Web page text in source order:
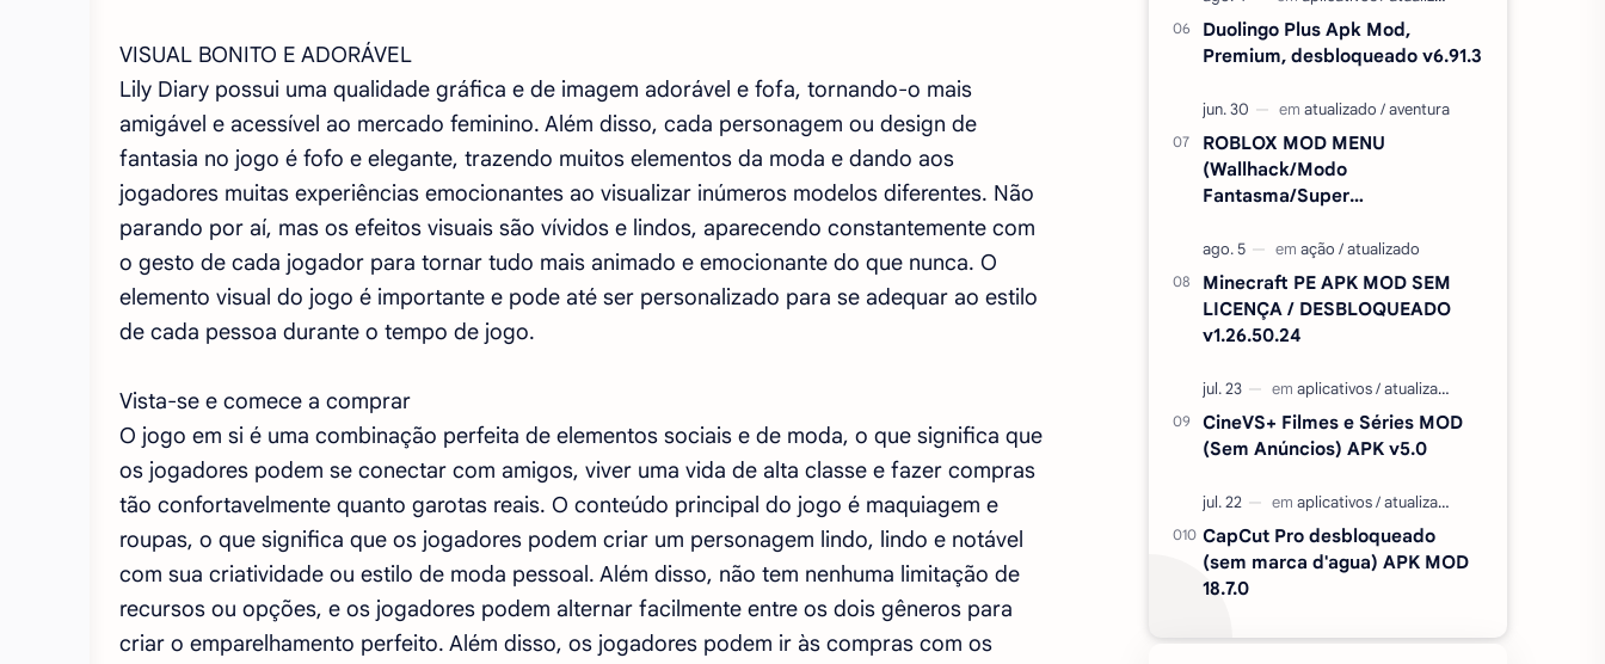
VISUAL BONITO E ADORÁVEL
Lily Diary possui uma qualidade gráfica e de imagem adorável e fofa, tornando-o mais
amigável e acessível ao mercado feminino. Além disso, cada personagem ou design de
fantasia no jogo é fofo e elegante, trazendo muitos elementos da moda e dando aos
jogadores muitas experiências emocionantes ao visualizar inúmeros modelos diferentes. Não
parando por aí, mas os efeitos visuais são vívidos e lindos, aparecendo constantemente com
o gesto de cada jogador para tornar tudo mais animado e emocionante do que nunca. O
elemento visual do jogo é importante e pode até ser personalizado para se adequar ao estilo
de cada pessoa durante o tempo de jogo.
Vista-se e comece a comprar
O jogo em si é uma combinação perfeita de elementos sociais e de moda, o que significa que
os jogadores podem se conectar com amigos, viver uma vida de alta classe e fazer compras
tão confortavelmente quanto garotas reais. O conteúdo principal do jogo é maquiagem e
roupas, o que significa que os jogadores podem criar um personagem lindo, lindo e notável
com sua criatividade ou estilo de moda pessoal. Além disso, não tem nenhuma limitação de
recursos ou opções, e os jogadores podem alternar facilmente entre os dois gêneros para
criar o emparelhamento perfeito. Além disso, os jogadores podem ir às compras com os
Duolingo Plus Apk Mod,
Premium, desbloqueado v6.91.3
ROBLOX MOD MENU
(Wallhack/Modo
Fantasma/Super
Minecraft PE APK MOD SEM
LICENÇA / DESBLOQUEADO
v1.26.50.24
CineVS+ Filmes e Séries MOD
(Sem Anúncios) APK v5.0
CapCut Pro desbloqueado
(sem marca d'agua) APK MOD
18.7.0